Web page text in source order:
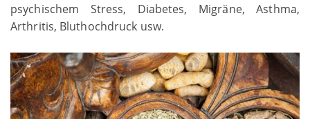
psychischem Stress, Diabetes, Migräne, Asthma,
Arthritis, Bluthochdruck usw.